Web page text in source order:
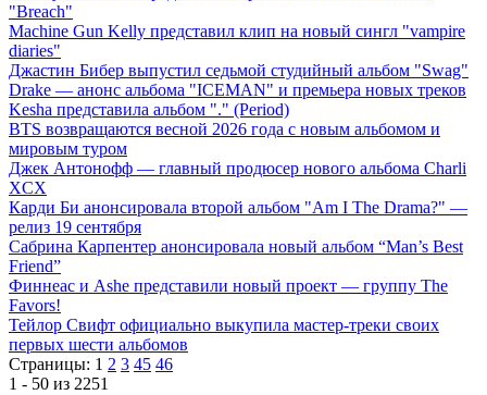
"Breach"
Machine Gun Kelly представил клип на новый сингл "vampire
diaries"
Джастин Бибер выпустил седьмой студийный альбом "Swag"
Drake — анонс альбома "ICEMAN" и премьера новых треков
Kesha представила альбом "." (Period)
BTS возвращаются весной 2026 года с новым альбомом и
мировым туром
Джек Антонофф — главный продюсер нового альбома Charli
XCX
Карди Би анонсировала второй альбом "Am I The Drama?" —
релиз 19 сентября
Сабрина Карпентер анонсировала новый альбом “Man’s Best
Friend”
Финнеас и Ashe представили новый проект — группу The
Favors!
Тейлор Свифт официально выкупила мастер-треки своих
первых шести альбомов
Страницы: 1 2 3 45 46
1 - 50 из 2251